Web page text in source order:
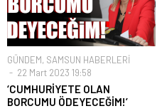
GÜNDEM, SAMSUN HABERLERİ
22 Mart 2023 19:58
‘CUMHURİYETE OLAN
BORCUMU ÖDEYECEĞİM!’